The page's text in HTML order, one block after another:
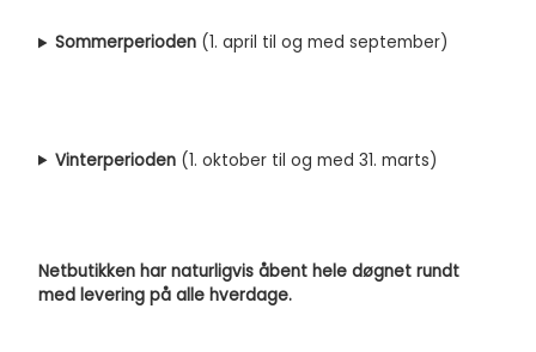
Sommerperioden (1. april til og med september)
Vinterperioden (1. oktober til og med 31. marts)
Netbutikken har naturligvis åbent hele døgnet rundt
med levering på alle hverdage.